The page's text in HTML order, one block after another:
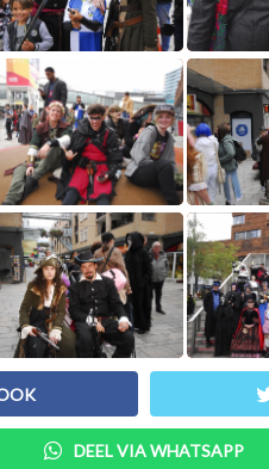
DEEL VIA WHATSAPP